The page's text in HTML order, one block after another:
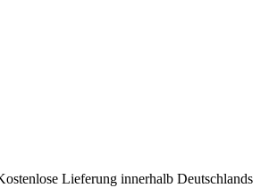
Lieferung innerhalb Deutschlands